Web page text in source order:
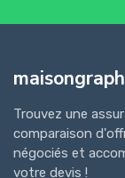
Trouvez une
comparaison
négociés et
votre devis !